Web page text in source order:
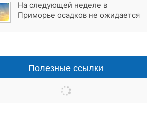
На следующей неделе в
Приморье осадков не ожидается
Полезные ссылки